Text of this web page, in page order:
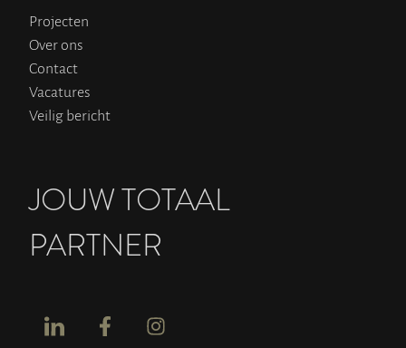
Projecten
Over ons
Contact
Vacatures
Veilig bericht
JOUW TOTAAL
PARTNER